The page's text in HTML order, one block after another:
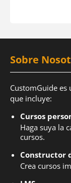
Sobre
CustomGuide
que incluye:
Cursos
Haga suya la
cursos.
Constructor
Crea cursos